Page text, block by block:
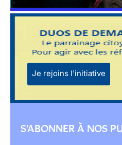
Je rejoins l'initiative
S'ABONNER À NOS